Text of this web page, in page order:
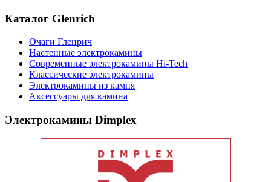
Каталог Glenrich
Очаги Гленрич
Настенные электрокамины
Современные электрокамины Hi-Tech
Классические электрокамины
Электрокамины из камня
Аксессуары для камина
Электрокамины Dimplex